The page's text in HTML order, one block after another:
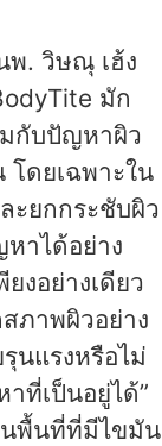
. วิษณุ เฮ้ง
มัก
กับปัญหาผิว
โดยเฉพาะใน
ยกกระชับผิว
าได้อย่าง
งอย่างเดียว
ภาพผิวอย่าง
นแรงหรือไม่
ที่เป็นอยู่ได้”
พื้นที่ที่มีไขมัน